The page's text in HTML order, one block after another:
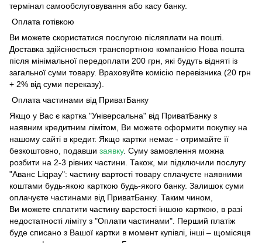
термінал самообслуговування або касу банку.
Оплата готівкою
Ви можете скористатися послугою післяплати на пошті.
Доставка здійснюється транспортною компанією Нова пошта
після мінімальної передоплати 200 грн, які будуть відняті із
загальної суми товару. Враховуйте комісію перевізника (20 грн
+ 2% від суми переказу).
Оплата частинами від ПриватБанку
Якщо у Вас є картка "Універсальна" від ПриватБанку з
наявним кредитним лімітом, Ви можете оформити покупку на
нашому сайті в кредит. Якщо картки немає - отримайте її
безкоштовно, подавши заявку. Суму замовлення можна
розбити на 2-3 рівних частини. Також, ми підключили послугу
"Аванс Liqpay": частину вартості товару сплачуєте наявними
коштами будь-якою карткою будь-якого банку. Залишок суми
оплачуєте частинами від ПриватБанку. Таким чином,
Ви можете сплатити частину варстості іншою карткою, в разі
недостатності ліміту з "Оплати частинами". Перший платіж
буде списано з Вашої картки в момент купівлі, інші – щомісяця